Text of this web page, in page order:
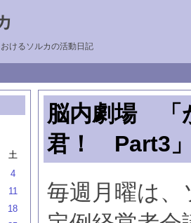
けるソルカの活動日記
脳内劇場 「
君！ Part3
毎週月曜は
土
4
11
18